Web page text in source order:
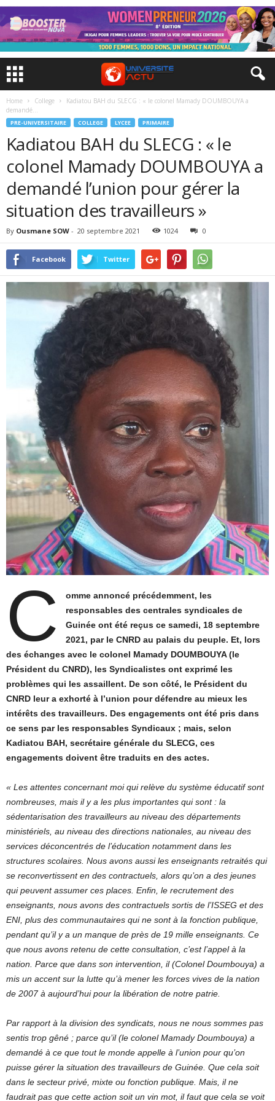
Home College
Kadiatou BAH du SLECG : « le colonel Mamady DOUMBOUYA a
demandé...
PRE-UNIVERSITAIRE COLLEGE LYCEE PRIMAIRE
Kadiatou BAH du SLECG : « le
colonel Mamady DOUMBOUYA a
demandé l’union pour gérer la
situation des travailleurs »
By Ousmane SOW - 20 septembre 2021 1024 0
Facebook Twitter
C
omme annoncé précédemment, les
responsables des centrales syndicales de
Guinée ont été reçus ce samedi, 18 septembre
2021, par le CNRD au palais du peuple. Et, lors
des échanges avec le colonel Mamady DOUMBOUYA (le
Président du CNRD), les Syndicalistes ont exprimé les
problèmes qui les assaillent. De son côté, le Président du
CNRD leur a exhorté à l’union pour défendre au mieux les
intérêts des travailleurs. Des engagements ont été pris dans
ce sens par les responsables Syndicaux ; mais, selon
Kadiatou BAH, secrétaire générale du SLECG, ces
engagements doivent être traduits en des actes.
« Les attentes concernant moi qui relève du système éducatif sont
nombreuses, mais il y a les plus importantes qui sont : la
sédentarisation des travailleurs au niveau des départements
ministériels, au niveau des directions nationales, au niveau des
services déconcentrés de l’éducation notamment dans les
structures scolaires. Nous avons aussi les enseignants retraités qui
se reconvertissent en des contractuels, alors qu’on a des jeunes
qui peuvent assumer ces places. Enfin, le recrutement des
enseignants, nous avons des contractuels sortis de l’ISSEG et des
ENI, plus des communautaires qui ne sont à la fonction publique,
pendant qu’il y a un manque de près de 19 mille enseignants. Ce
que nous avons retenu de cette consultation, c’est l’appel à la
nation. Parce que dans son intervention, il (Colonel Doumbouya) a
mis un accent sur la lutte qu’à mener les forces vives de la nation
de 2007 à aujourd’hui pour la libération de notre patrie.
Par rapport à la division des syndicats, nous ne nous sommes pas
sentis trop gêné ; parce qu’il (le colonel Mamady Doumbouya) a
demandé à ce que tout le monde appelle à l’union pour qu’on
puisse gérer la situation des travailleurs de Guinée. Que cela soit
dans le secteur privé, mixte ou fonction publique. Mais, il ne
faudrait pas que cette action soit un vin mot, il faut que cela se voit